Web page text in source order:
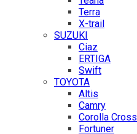
Terra
X-trail
SUZUKI
Ciaz
ERTIGA
Swift
TOYOTA
Altis
Camry
Corolla Cross
Fortuner